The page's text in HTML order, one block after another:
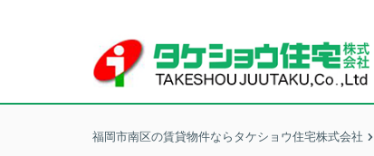
福岡市南区の賃貸物件ならタケショウ住宅株式会社